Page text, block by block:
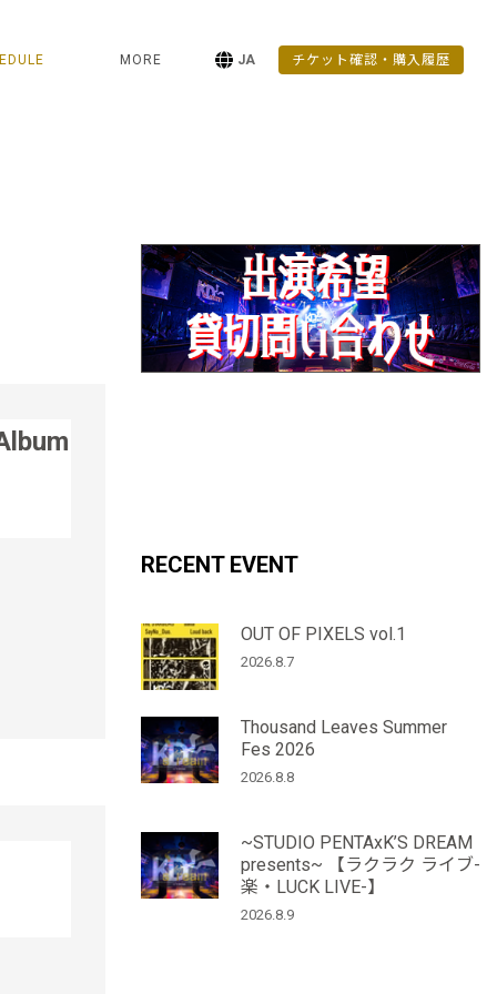
MORE JA チケット確認・購入履歴
RECENT EVENT
OUT OF PIXELS vol.1
2026.8.7
Thousand Leaves Summer
Fes 2026
2026.8.8
~STUDIO PENTAxK’S DREAM
presents~ 【ラクラク ライブ-
楽・LUCK LIVE-】
2026.8.9